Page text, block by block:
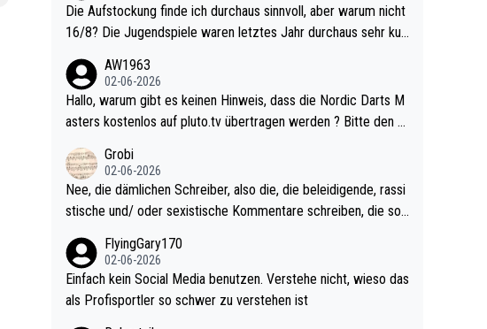
Die Aufstockung finde ich durchaus sinnvoll, aber warum nicht
16/8? Die Jugendspiele waren letztes Jahr durchaus sehr kur
l. Allerdings ist Mitchell Lawrie als Nummer 1 der Welt eh quali
fiziert. Somit ändert die automatische Qualifikation des Weltm
eisters erstmal nichts. Ich denke sie wollen damit für nächste
d wohl wenig WDF Turniere spielen. Dies war bei Archie Self l
etztes Jahr der Fall. Er musste als amtierender Weltmeister d
urch den Qualifier und ich glaube kaum, dass Mitchel sich das
(in Vegas) antun würde, wenn er doch eigentlich die PDC-WM
als Ziel hat.
AW1963
02-06-2026
Hallo, warum gibt es keinen Hinweis, dass die Nordic Darts M
asters kostenlos auf pluto.tv übertragen werden ? Bitte den A
Grobi
02-06-2026
Nee, die dämlichen Schreiber, also die, die beleidigende, rassi
stische und/ oder sexistische Kommentare schreiben, die soll
nes Leben in den Griff kriegen. Nur eins wundert mich: Luke Li
ttler war doch neulich erst derjenige, der über Social Media G
vV provoziert hat. Und Littlers Mutter schießt öfters mal gege
FlyingGary170
02-06-2026
Einfach kein Social Media benutzen. Verstehe nicht, wieso das
als Profisportler so schwer zu verstehen ist